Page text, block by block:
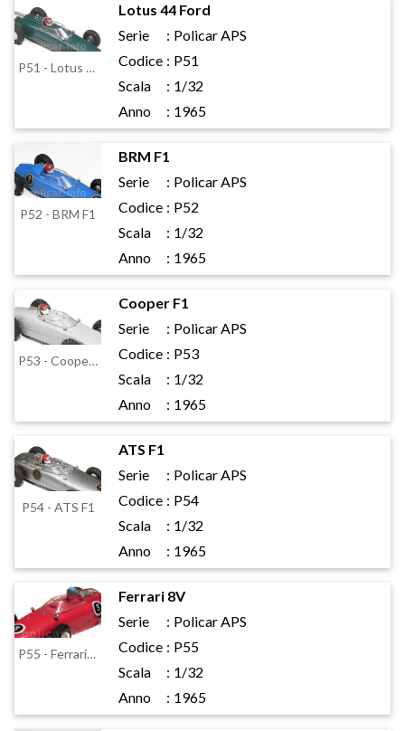
P51 - Lotus 44 Ford
Lotus 44 Ford
Serie
: Policar APS
Codice : P51
Scala
: 1/32
Anno
: 1965
P52 - BRM F1
BRM F1
Serie
: Policar APS
Codice : P52
Scala
: 1/32
Anno
: 1965
P53 - Cooper F1
Cooper F1
Serie
: Policar APS
Codice : P53
Scala
: 1/32
Anno
: 1965
P54 - ATS F1
ATS F1
Serie
: Policar APS
Codice : P54
Scala
: 1/32
Anno
: 1965
P55 - Ferrari 8V
Ferrari 8V
Serie
: Policar APS
Codice : P55
Scala
: 1/32
Anno
: 1965